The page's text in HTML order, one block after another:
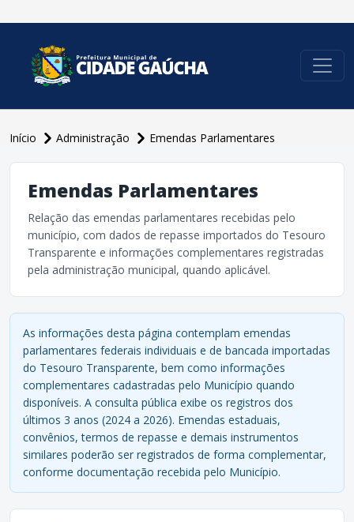
Início Administração Emendas Parlamentares
Emendas Parlamentares
Relação das emendas parlamentares recebidas pelo
município, com dados de repasse importados do Tesouro
Transparente e informações complementares registradas
pela administração municipal, quando aplicável.
As informações desta página contemplam emendas
parlamentares federais individuais e de bancada importadas
do Tesouro Transparente, bem como informações
complementares cadastradas pelo Município quando
disponíveis. A consulta pública exibe os registros dos
últimos 3 anos (2024 a 2026). Emendas estaduais,
convênios, termos de repasse e demais instrumentos
similares poderão ser registrados de forma complementar,
conforme documentação recebida pelo Município.